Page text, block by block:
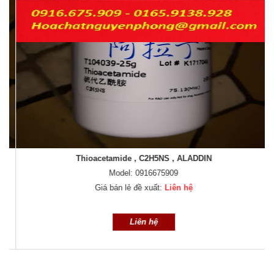
Thioacetamide , C2H5NS , ALADDIN
Model: 0916675909
Giá bán lẻ đề xuất:Liên hệ
Liên hệ